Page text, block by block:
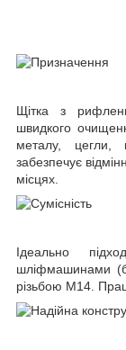
Щітка з
швидкого
металу,
забезпечує
місцях.
Ідеально
шліфмашинами
різьбою М14.